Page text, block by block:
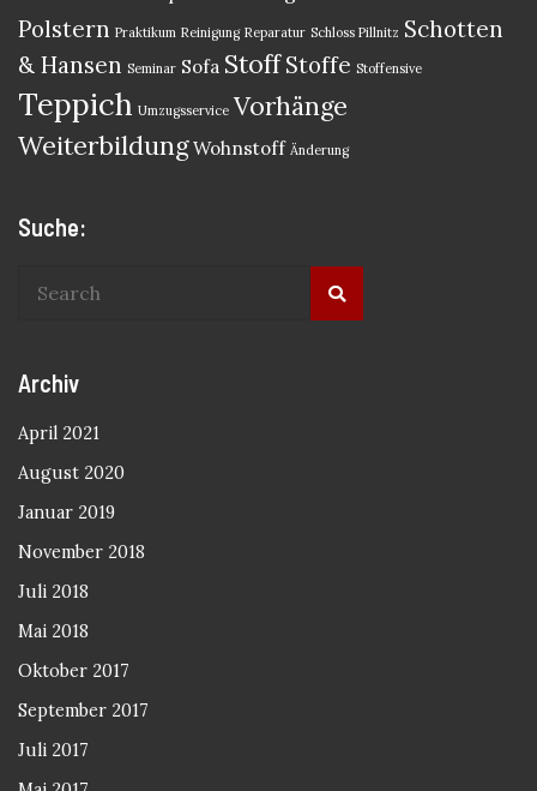
Polstern Praktikum Reinigung Reparatur Schloss Pillnitz Schotten
& Hansen Seminar Sofa Stoff Stoffe Stoffensive
Teppich Umzugsservice Vorhänge
Weiterbildung Wohnstoff Änderung
Suche:
Archiv
April 2021
August 2020
Januar 2019
November 2018
Juli 2018
Mai 2018
Oktober 2017
September 2017
Juli 2017